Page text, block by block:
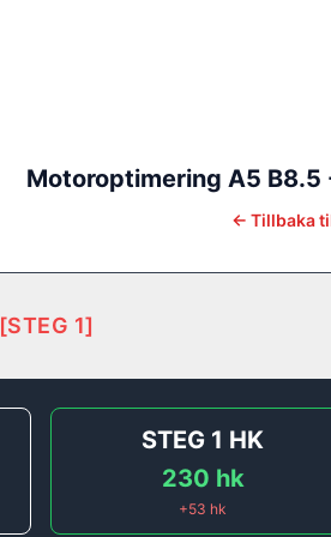
Motoroptimering A5 B8.5
← Tillbaka
[STEG 1]
STEG 1 HK
230 hk
+53 hk